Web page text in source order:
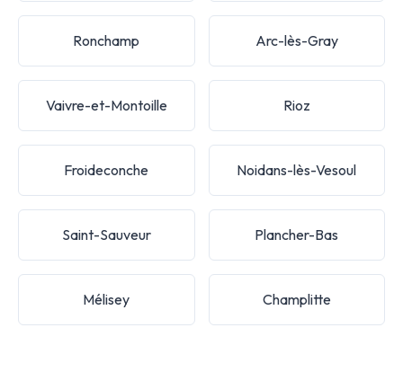
Ronchamp Arc-lès-Gray
Vaivre-et-Montoille Rioz
Froideconche Noidans-lès-Vesoul
Saint-Sauveur Plancher-Bas
Mélisey Champlitte